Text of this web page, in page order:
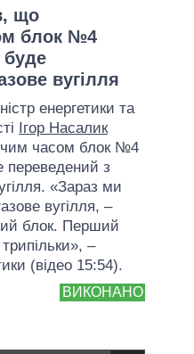
ПОЛІТИКІВ
що
блок №4
буде
вугілля
енергетики та
Ігор Насалик
часом блок №4
переведений з
«Зараз ми
вугілля, –
блок. Перший
–
(відео 15:54).
ВИКОНАНО